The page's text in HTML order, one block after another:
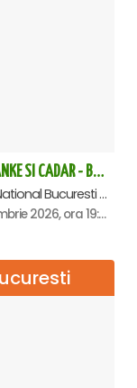
TACHE IANKE SI CADAR - Bucuresti
Teatrul National Bucuresti - Sala Ion Caramitru, Bucuresti
21 septembrie 2026, ora 19:00